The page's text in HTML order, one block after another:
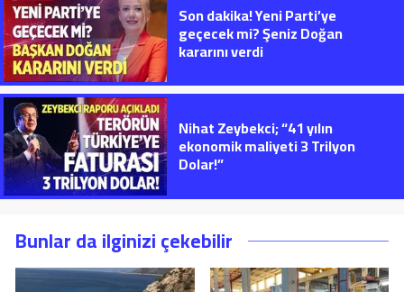
Son dakika! Yeni Parti’ye
geçecek mi? Şeniz Doğan
kararını verdi
Nihat Zeybekci; “41 yılın
ekonomik maliyeti 3 Trilyon
Dolar!”
Bunlar da ilginizi çekebilir